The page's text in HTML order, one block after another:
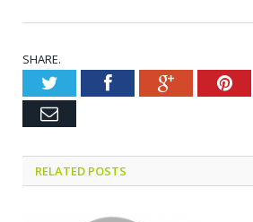
SHARE.
TwitterFacebookGoogle+
Email
RELATED POSTS